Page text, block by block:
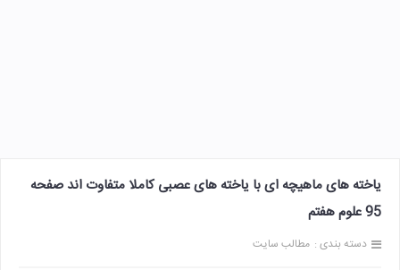
یاخته های ماهیچه ای با یاخته های عصبی کاملا متفاوت اند صفحه
95 علوم هفتم
دسته بندی : مطالب سایت